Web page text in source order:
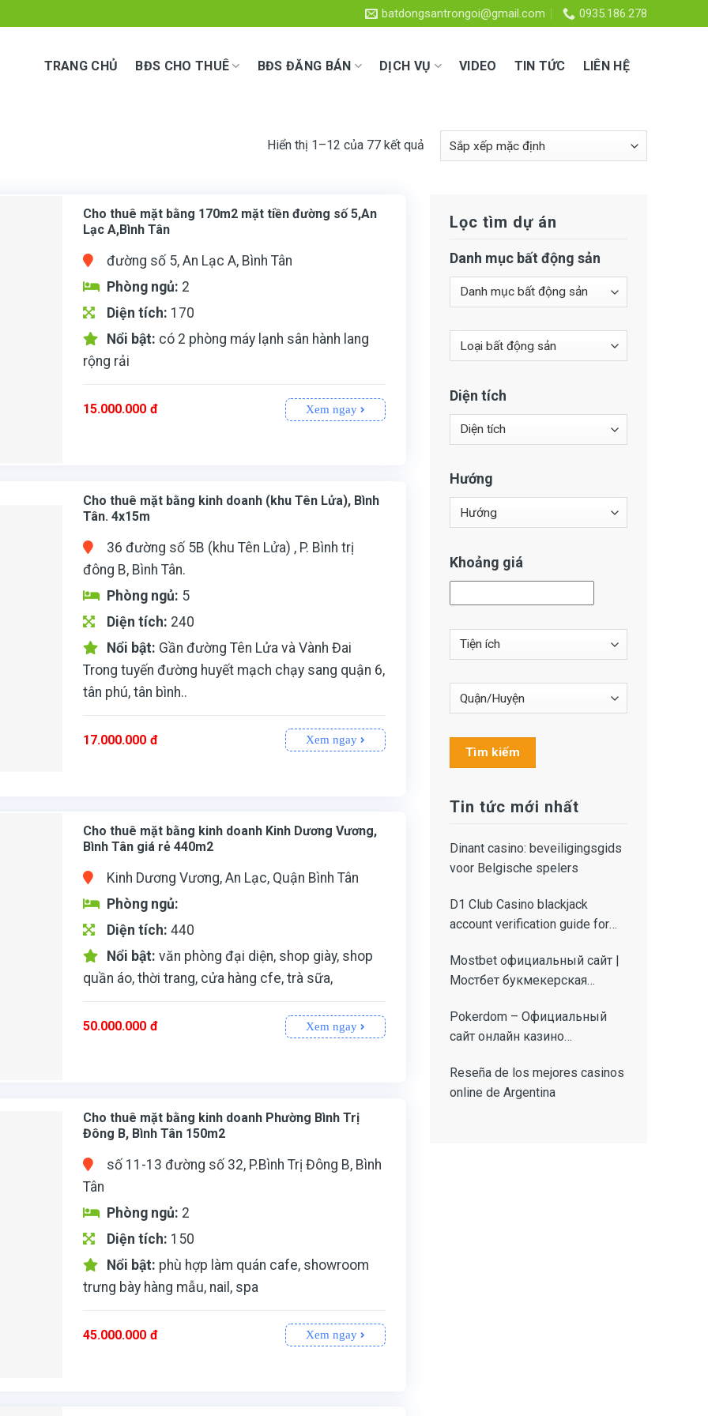
batdongsantrongoi@gmail.com 0935.186.278
TRANG CHỦ BĐS CHO THUÊ BĐS ĐĂNG BÁN DỊCH VỤ VIDEO TIN TỨC LIÊN HỆ
Hiển thị 1–12 của 77 kết quả
Cho thuê mặt bằng 170m2 mặt tiền đường số 5,An
Lạc A,Bình Tân
đường số 5, An Lạc A, Bình Tân
Phòng ngủ: 2
Diện tích: 170
Nổi bật: có 2 phòng máy lạnh sân hành lang
rộng rải
15.000.000 đ Xem ngay
Cho thuê mặt bằng kinh doanh (khu Tên Lửa), Bình
Tân. 4x15m
36 đường số 5B (khu Tên Lửa) , P. Bình trị
đông B, Bình Tân.
Phòng ngủ: 5
Diện tích: 240
Nổi bật: Gần đường Tên Lửa và Vành Đai
Trong tuyến đường huyết mạch chạy sang quận 6,
tân phú, tân bình..
17.000.000 đ Xem ngay
Cho thuê mặt bằng kinh doanh Kinh Dương Vương,
Bình Tân giá rẻ 440m2
Kinh Dương Vương, An Lạc, Quận Bình Tân
Phòng ngủ:
Diện tích:440
Nổi bật:văn phòng đại diện, shop giày, shop
quần áo, thời trang, cửa hàng cfe, trà sữa,
50.000.000 đ Xem ngay
Cho thuê mặt bằng kinh doanh Phường Bình Trị
Đông B, Bình Tân 150m2
số 11-13 đường số 32, P.Bình Trị Đông B, Bình
Tân
Phòng ngủ: 2
Diện tích: 150
Nổi bật: phù hợp làm quán cafe, showroom
trưng bày hàng mẫu, nail, spa
45.000.000 đ Xem ngay
Lọc tìm dự án
Danh mục bất động sản
Diện tích
Hướng
Khoảng giá
Tìm kiếm
Tin tức mới nhất
Dinant casino: beveiligingsgids
voor Belgische spelers
D1 Club Casino blackjack
account verification guide for
Mostbet официальный сайт |
Мостбет букмекерская
Pokerdom – Официальный
сайт онлайн казино
Reseña de los mejores casinos
online de Argentina